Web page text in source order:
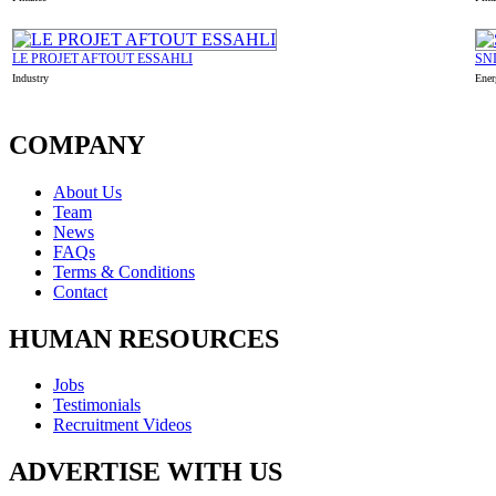
LE PROJET AFTOUT ESSAHLI
Industry
COMPANY
About Us
Team
News
FAQs
Terms & Conditions
Contact
HUMAN RESOURCES
Jobs
Testimonials
Recruitment Videos
ADVERTISE WITH US